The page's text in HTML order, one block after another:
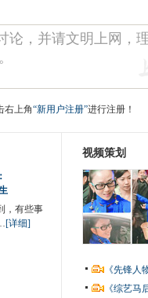
右上角“新用户注册”进行注册！
，有些事
[详细]
视频策划
《先锋
《综艺